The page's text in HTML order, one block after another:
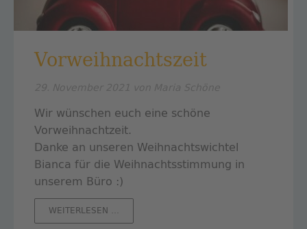
Vorweihnachtszeit
Wir wünschen euch eine schöne
Vorweihnachtzeit.
Danke an unseren Weihnachtswichtel
Bianca für die Weihnachtsstimmung in
unserem Büro :)
WEITERLESEN …